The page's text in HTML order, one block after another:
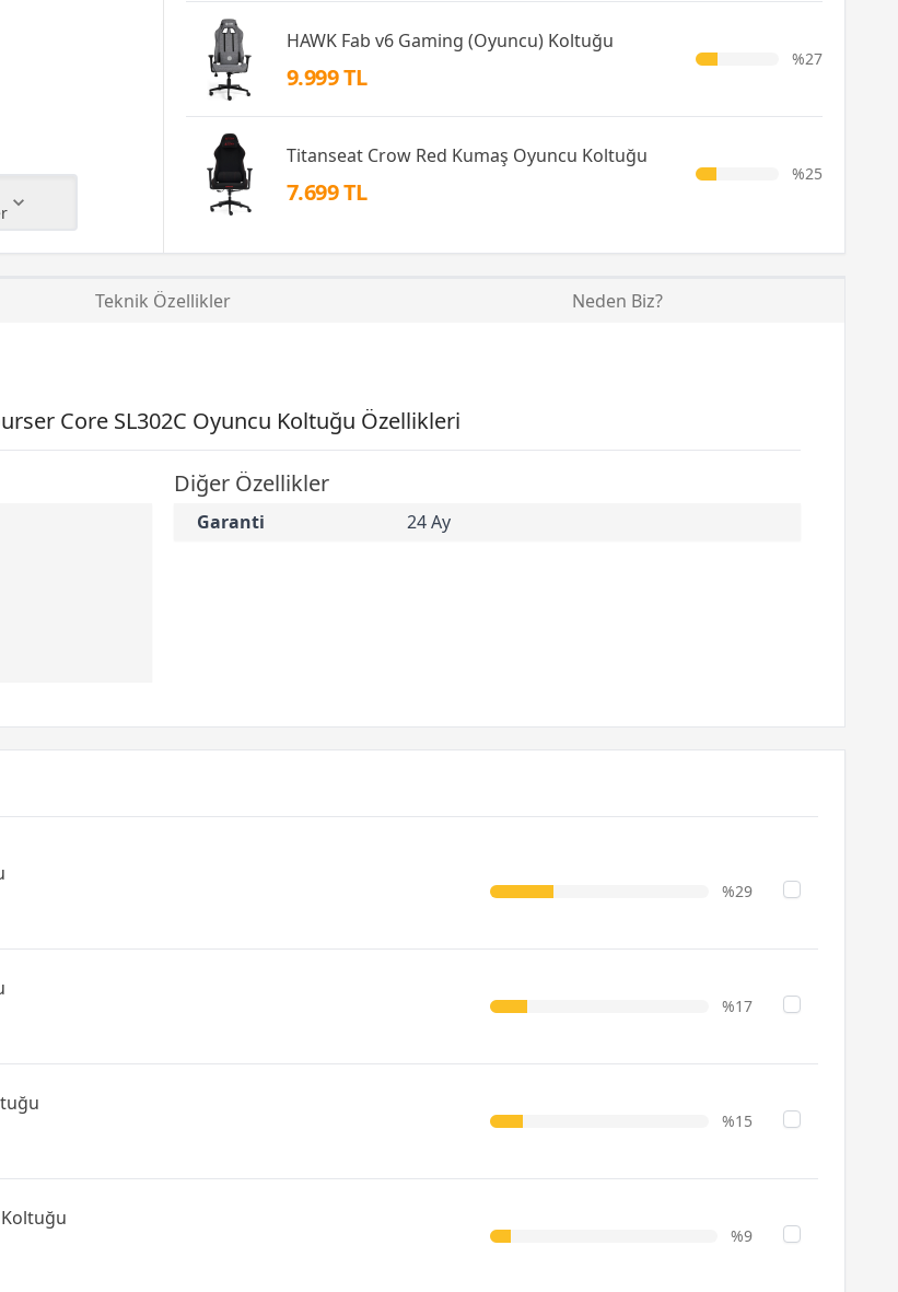
HAWK Fab v6 Gaming (Oyuncu) Koltuğu
9.999 TL
%27
Titanseat Crow Red Kumaş Oyuncu Koltuğu
7.699 TL
%25
Teknik Özellikler Neden Biz?
Core SL302C Oyuncu Koltuğu Özellikleri
Diğer Özellikler
Garanti 24 Ay
%29
%17
%15
%9